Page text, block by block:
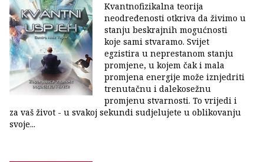
Kvantnofizikalna teorija
neodređenosti otkriva da živimo u
stanju beskrajnih mogućnosti
koje sami stvaramo. Svijet
egzistira u neprestanom stanju
promjene, u kojem čak i mala
promjena energije može iznjedriti
trenutačnu i dalekosežnu
promjenu stvarnosti. To vrijedi i
za vaš život - u svakoj sekundi sudjelujete u oblikovanju
svoje...